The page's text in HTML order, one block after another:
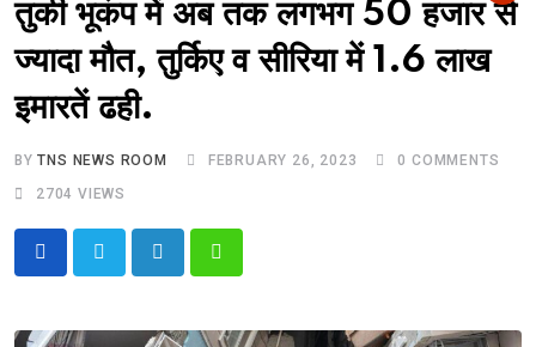
तुर्की भूकंप में अब तक लगभग 50 हजार से
ज्यादा मौत, तुर्किए व सीरिया में 1.6 लाख
इमारतें ढही.
BYTNS NEWS ROOM FEBRUARY 26, 2023 0 COMMENTS
2704 VIEWS